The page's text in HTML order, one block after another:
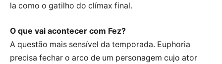
la como o gatilho do clímax final.
O que vai acontecer com Fez?
A questão mais sensível da temporada. Euphoria
precisa fechar o arco de um personagem cujo ator